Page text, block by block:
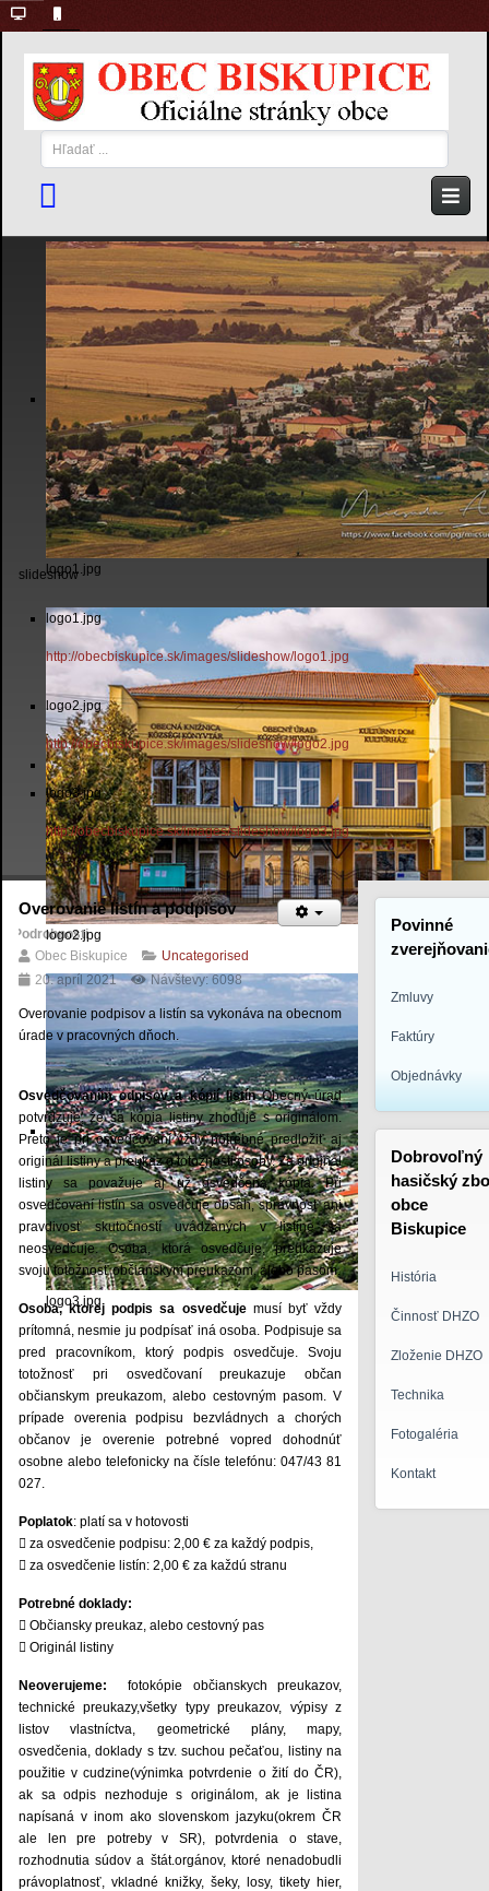
Hľadať
...
logo1.jpg
logo2.jpg
logo3.jpg
slideshow
logo1.jpg
http://obecbiskupice.sk/images/slideshow/logo1.jpg
logo2.jpg
http://obecbiskupice.sk/images/slideshow/logo2.jpg
logo3.jpg
http://obecbiskupice.sk/images/slideshow/logo3.jpg
Overovanie listín a podpisov
Podrobnosti
Obec Biskupice
Uncategorised
20. apríl 2021
Návštevy: 6098
Overovanie podpisov a listín sa vykonáva na obecnom
úrade v pracovných dňoch.
Osvedčovaním odpisov a kópií listínObecný úrad
potvrdzuje, že sa kópia listiny zhoduje s originálom.
Preto je pri osvedčovaní vždy potrebné predložiť aj
originál listiny a preukaz o totožnosti osoby. Za originál
listiny sa považuje aj už osvedčená kópia. Pri
osvedčovaní listín sa osvedčuje obsah, správnosť ani
pravdivosť skutočností uvádzaných v listine sa
neosvedčuje. Osoba, ktorá osvedčuje, preukazuje
svoju totožnosť občianskym preukazom, alebo pasom.
Osoba, ktorej podpis sa osvedčuje musí byť vždy
prítomná, nesmie ju podpísať iná osoba. Podpisuje sa
pred pracovníkom, ktorý podpis osvedčuje. Svoju
totožnosť pri osvedčovaní preukazuje občan
občianskym preukazom, alebo cestovným pasom. V
prípade overenia podpisu bezvládnych a chorých
občanov je overenie potrebné vopred dohodnúť
osobne alebo telefonicky na čísle telefónu: 047/43 81
027.
Poplatok: platí sa v hotovosti
 za osvedčenie podpisu: 2,00 € za každý podpis,
 za osvedčenie listín: 2,00 € za každú stranu
Potrebné doklady:
 Občiansky preukaz, alebo cestovný pas
 Originál listiny
Neoverujeme: fotokópie občianskych preukazov,
technické preukazy,všetky typy preukazov, výpisy z
listov vlastníctva, geometrické plány, mapy,
osvedčenia, doklady s tzv. suchou pečaťou, listiny na
použitie v cudzine(výnimka potvrdenie o žití do ČR),
ak sa odpis nezhoduje s originálom, ak je listina
napísaná v inom ako slovenskom jazyku(okrem ČR
ale len pre potreby v SR), potvrdenia o stave,
rozhodnutia súdov a štát.orgánov, ktoré nenadobudli
právoplatnosť, vkladné knižky, šeky, losy, tikety hier,
Povinné
Zmluvy
Faktúry
Objednávky
Dobrovoľný
hasičský
obce
Biskupice
História
Činnosť DHZO
Zloženie DHZO
Technika
Fotogaléria
Kontakt